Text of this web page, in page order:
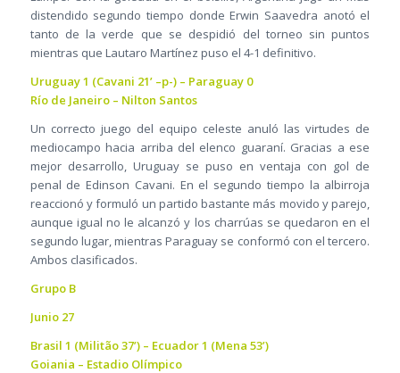
distendido segundo tiempo donde Erwin Saavedra anotó el
tanto de la verde que se despidió del torneo sin puntos
mientras que Lautaro Martínez puso el 4-1 definitivo.
Uruguay 1 (Cavani 21’ –p-) – Paraguay 0
Río de Janeiro – Nilton Santos
Un correcto juego del equipo celeste anuló las virtudes de
mediocampo hacia arriba del elenco guaraní. Gracias a ese
mejor desarrollo, Uruguay se puso en ventaja con gol de
penal de Edinson Cavani. En el segundo tiempo la albirroja
reaccionó y formuló un partido bastante más movido y parejo,
aunque igual no le alcanzó y los charrúas se quedaron en el
segundo lugar, mientras Paraguay se conformó con el tercero.
Ambos clasificados.
Grupo B
Junio 27
Brasil 1 (Militão 37’) – Ecuador 1 (Mena 53’)
Goiania – Estadio Olímpico